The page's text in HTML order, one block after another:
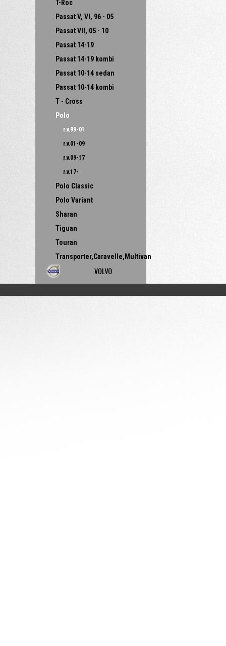
T-Roc
Passat V, VI, 96 - 05
Passat VII, 05 - 10
Passat 14-19
Passat 14-19 kombi
Passat 10-14 sedan
Passat 10-14 kombi
T - Cross
Polo
r.v.99-01
r.v.01-09
r.v.09-17
r.v.17-
Polo Classic
Polo Variant
Sharan
Tiguan
Touran
Transporter,Caravelle,Multivan